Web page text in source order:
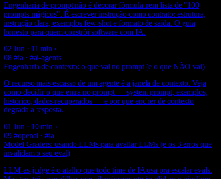
Engenharia de prompt não é decorar fórmula nem lista de "100
prompts mágicos". É escrever instrução como contrato: estrutura,
instrução clara, exemplos few-shot e formato de saída. O guia
honesto para quem constrói software com IA.
02 Jun · 11 min ›
08 #ia · #ai-agents
Engenharia de contexto: o que vai no prompt (e o que NÃO vai)
O recurso mais escasso de um agente é a janela de contexto. Veja
como decidir o que entra no prompt — system prompt, exemplos,
histórico, dados recuperados — e por que encher de contexto
degrada a resposta.
01 Jun · 10 min ›
09 #openai · #ia
Model Graders: usando LLMs para avaliar LLMs (e os 3 erros que
invalidam o seu eval)
LLM-as-judge é o atalho que todo time de IA usa pra escalar evals.